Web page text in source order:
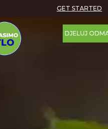
GET STARTED
DJELUJ